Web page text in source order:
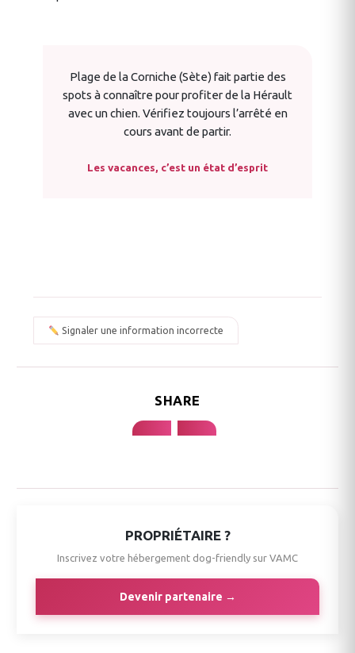
Plage de la Corniche (Sète) fait partie des
spots à connaître pour profiter de la Hérault
avec un chien. Vérifiez toujours l’arrêté en
cours avant de partir.
Les vacances, c’est un état d’esprit
Signaler une information incorrecte
SHARE
PROPRIÉTAIRE ?
Inscrivez votre hébergement dog-friendly sur VAMC
Devenir partenaire →